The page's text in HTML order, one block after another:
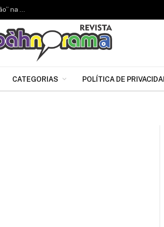
Noite de autógrafos marca lançamento de “Mulheres na Comunicação” na Barra da Tijuca, RJ
CATEGORIAS POLÍTICA DE